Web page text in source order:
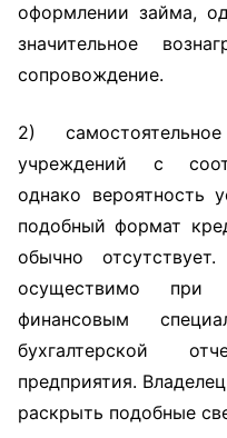
оформлении займа,
значительное
сопровождение.
2)
учреждений с
однако вероятность
подобный формат
обычно
осуществимо при
финансовым
бухгалтерской
предприятия.
раскрыть подобные